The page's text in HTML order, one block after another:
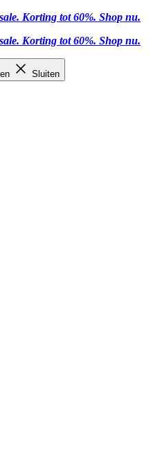
Korting tot 60%. Shop nu.
Korting tot 60%. Shop nu.
Sluiten